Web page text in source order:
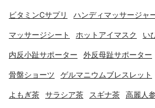
ビタミンCサプリ ハンディマッサージャ
マッサージシート ホットアイマスク い
内反小趾サポーター 外反母趾サポーター
骨盤ショーツ ゲルマニウムブレスレット
よもぎ茶 サラシア茶 スギナ茶 高麗人